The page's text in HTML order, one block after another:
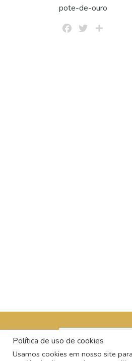
pote-de-ouro
FacebookTwitter
Política de uso de cookies
Usamos cookies em nosso site